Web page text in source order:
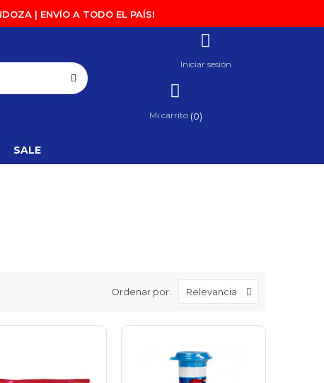
| ENVÍO A TODO EL PAÍS!
Iniciar sesión
Mi carrito 0
SALE
Ordenar por: Relevancia